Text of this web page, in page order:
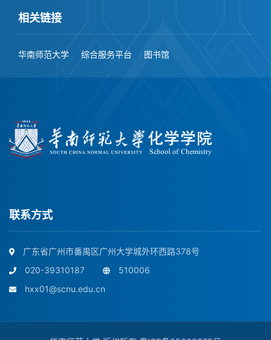
相关链接
华南师范大学 综合服务平台 图书馆
联系方式
广东省广州市番禺区广州大学城外环西路378号
020-39310187
510006
hxx01@scnu.edu.cn